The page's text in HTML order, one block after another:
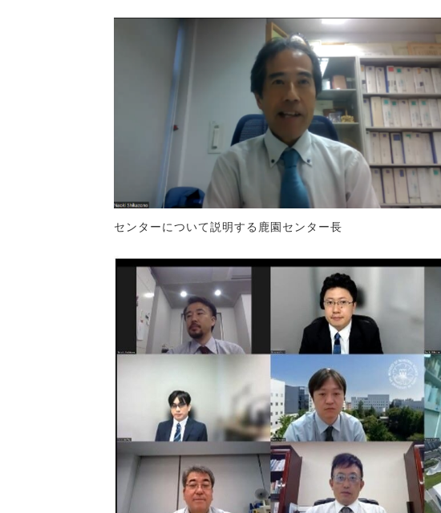
センターについて説明する鹿園センター長